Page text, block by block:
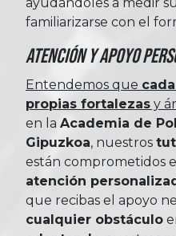
ayudándoles a medir
familiarizarse con el
Atención y Apoyo
Entendemos que
propias fortalezas y
en la Academia de
Gipuzkoa, nuestros
están comprometidos
atención
que recibas el apoyo
cualquier obstáculo